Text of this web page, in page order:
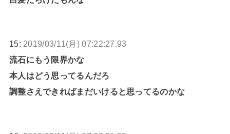
15: 2019/03/11(月) 07:22:27.93
流石にもう限界かな
本人はどう思ってるんだろ
調整さえできればまだいけると思ってるのかな